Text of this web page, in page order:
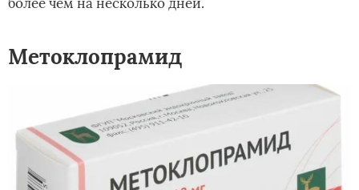
Метоклопрамид